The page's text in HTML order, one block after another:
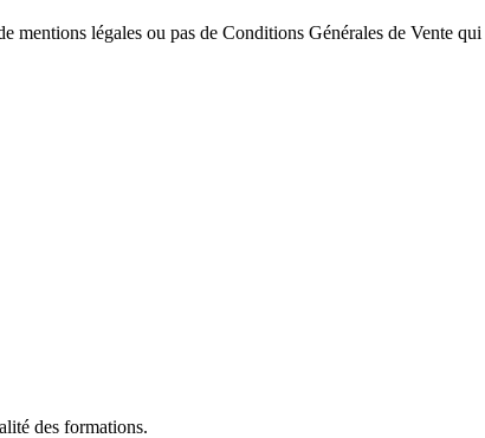
légales ou pas de Conditions Générales de Vente
des formations.